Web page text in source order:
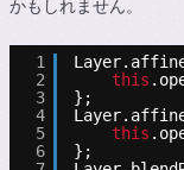
かもしれません。
1
2
3
4
5
6
this
};
this
};